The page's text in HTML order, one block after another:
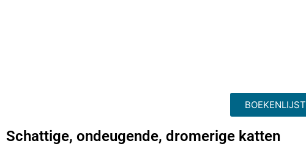
BOEKENLIJST
Schattige, ondeugende, dromerige katten